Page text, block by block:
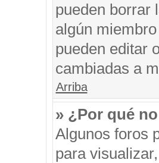
pueden borrar
algún
pueden editar
cambiadas a
Arriba
» ¿Por qué
Algunos foros
para